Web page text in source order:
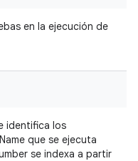
en la ejecución de
identifica los
que se ejecuta
se indexa a partir